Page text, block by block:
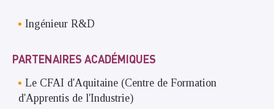
Ingénieur R&D
PARTENAIRES ACADÉMIQUES
Le CFAI d'Aquitaine (Centre de Formation
d'Apprentis de l'Industrie)